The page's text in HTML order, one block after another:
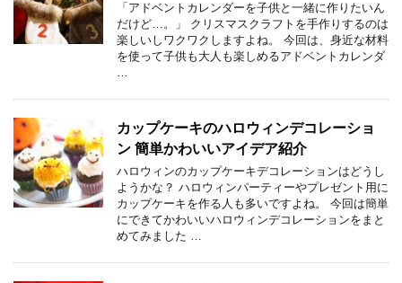
「アドベントカレンダーを子供と一緒に作りたいん
だけど…。」 クリスマスクラフトを手作りするのは
楽しいしワクワクしますよね。 今回は、身近な材料
を使って子供も大人も楽しめるアドベントカレンダ
…
カップケーキのハロウィンデコレーショ
ン 簡単かわいいアイデア紹介
ハロウィンのカップケーキデコレーションはどうし
ようかな？ ハロウィンパーティーやプレゼント用に
カップケーキを作る人も多いですよね。 今回は簡単
にできてかわいいハロウィンデコレーションをまと
めてみました …